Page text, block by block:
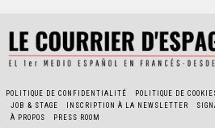
POLITIQUE DE CONFIDENTIALITÉ POLITIQUE DE
JOB & STAGE
INSCRIPTION À LA NEWSLETTER
À PROPOS
PRESS ROOM